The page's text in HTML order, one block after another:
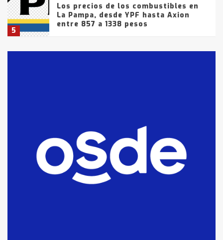
5
Los precios de los combustibles en
La Pampa, desde YPF hasta Axion
entre 857 a 1338 pesos
fueron detenidos por
comercialización de drogas en la
tarde del sábado
T.Lauquen: se vendió el edificio de
lo que fue la planta Industrial del